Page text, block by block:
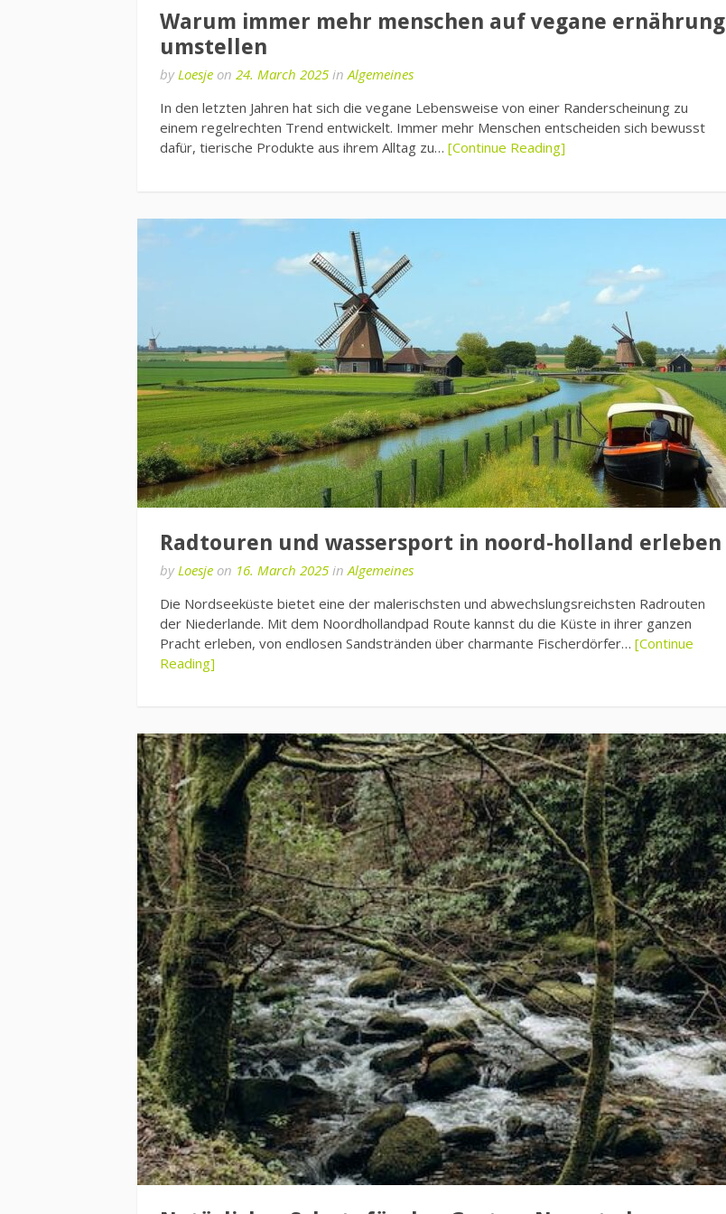
Warum immer mehr menschen auf vegane ernährung
umstellen
byLoesje on 24. March 2025 inAlgemeines
In den letzten Jahren hat sich die vegane Lebensweise von einer Randerscheinung zu
einem regelrechten Trend entwickelt. Immer mehr Menschen entscheiden sich bewusst
dafür, tierische Produkte aus ihrem Alltag zu… [Continue Reading]
Radtouren und wassersport in noord-holland erleben
by Loesje on 16. March 2025 in Algemeines
Die Nordseeküste bietet eine der malerischsten und abwechslungsreichsten Radrouten
der Niederlande. Mit dem Noordhollandpad Route kannst du die Küste in ihrer ganzen
Pracht erleben, von endlosen Sandstränden über charmante Fischerdörfer… [Continue
Reading]